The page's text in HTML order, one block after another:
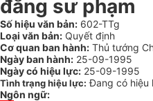
đẳng sư phạm
Số hiệu văn bản: 602-TTg
Loại văn bản: Quyết định
Cơ quan ban hành: Thủ tướng
Ngày ban hành: 25-09-1995
Ngày có hiệu lực: 25-09-1995
Tình trạng hiệu lực: Đang có hiệu
Ngôn ngữ: